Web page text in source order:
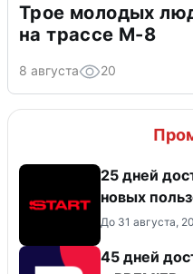
Трое молодых
на трассе М-8
8 августа 20
25 дней
новых
До 31 августа,
45 дней